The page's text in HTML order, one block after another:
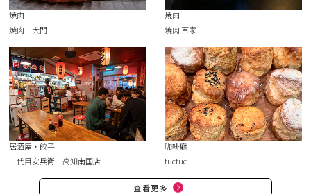
燒肉
焼肉 大門
燒肉
焼肉 百家
居酒屋・餃子
三代目安兵衛 高知南国店
咖啡廳
tuctuc
查看更多